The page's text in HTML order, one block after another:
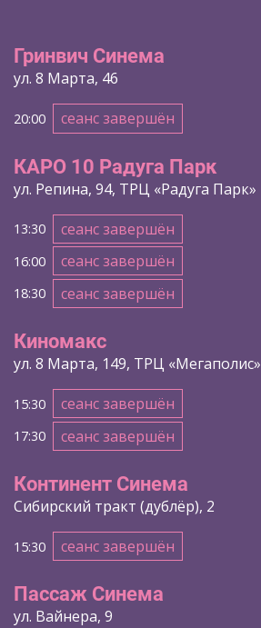
Гринвич Синема
ул. 8 Марта, 46
20:00 сеанс завершён
КАРО 10 Радуга Парк
ул. Репина, 94, ТРЦ «Радуга Парк»
13:30 сеанс завершён
16:00 сеанс завершён
18:30 сеанс завершён
Киномакс
ул. 8 Марта, 149, ТРЦ «Мегаполис»
15:30 сеанс завершён
17:30 сеанс завершён
Континент Синема
Сибирский тракт (дублёр), 2
15:30 сеанс завершён
Пассаж Синема
ул. Вайнера, 9